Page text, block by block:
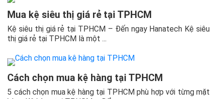
Mua kệ siêu thị giá rẻ tại TPHCM
Kệ siêu thị giá rẻ tại TPHCM – Đến ngay Hanatech Kệ siêu
thị giá rẻ tại TPHCM là một ...
Cách chọn mua kệ hàng tại TPHCM
5 cách chọn mua kệ hàng tại TPHCM phù hợp với từng mặt